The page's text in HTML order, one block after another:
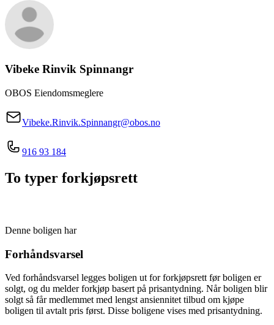
Vibeke Rinvik Spinnangr
OBOS Eiendomsmeglere
Vibeke.Rinvik.Spinnangr@obos.no
916 93 184
To typer forkjøpsrett
Denne boligen har
Forhåndsvarsel
Ved forhåndsvarsel legges boligen ut for forkjøpsrett før boligen er
solgt, og du melder forkjøp basert på prisantydning. Når boligen blir
solgt så får medlemmet med lengst ansiennitet tilbud om kjøpe
boligen til avtalt pris først. Disse boligene vises med prisantydning.